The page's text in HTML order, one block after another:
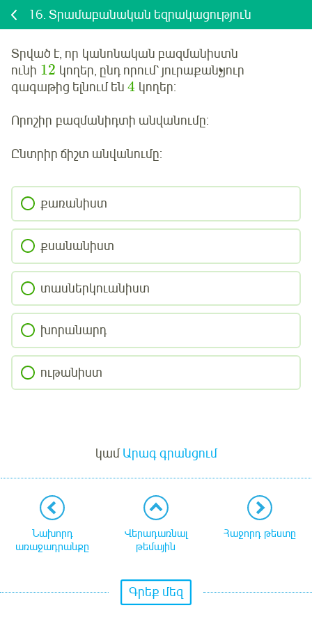
16. Տրամաբանական եզրակացություն
Տրված է, որ կանոնական բազմանիստն
ունի 12 կողեր, ընդ որում՝ յուրաքանչյուր
գագաթից ելնում են 4 կողեր:
Որոշիր բազմանիդտի անվանումը:
Ընտրիր ճիշտ անվանումը:
քառանիստ
քսանանիստ
տասներկուանիստ
խորանարդ
ութանիստ
կամԱրագ գրանցում
Նախորդ
առաջադրանքը
Վերադառնալ
թեմային
Հաջորդ թեստը
Գրեք մեզ